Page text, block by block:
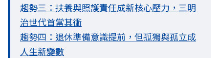
趨勢三：扶養與照護責任成新核心壓力，三明
治世代首當其衝
趨勢四：退休準備意識提前，但孤獨與孤立成
人生新變數